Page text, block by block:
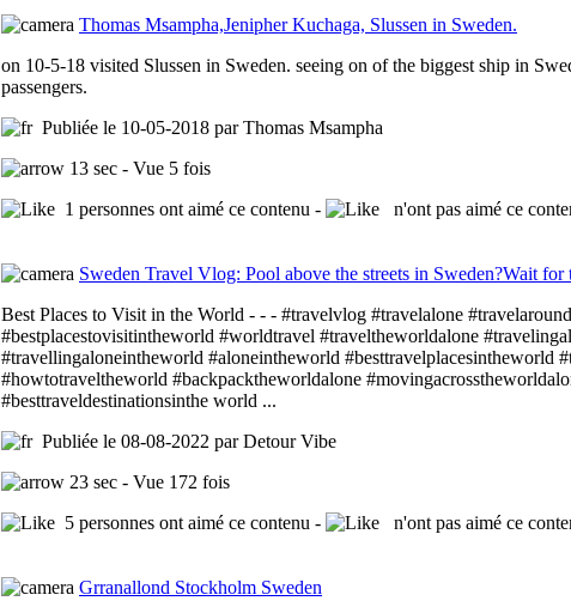
Thomas Msampha,Jenipher Kuchaga, Slussen in Sweden.
on 10-5-18 visited Slussen in Sweden. seeing on of the biggest ship in
passengers.
Publiée le 10-05-2018 par Thomas Msampha
13 sec - Vue 5 fois
1 personnes ont aimé ce contenu -
n'ont pas aimé ce
Sweden Travel Vlog: Pool above the streets in Sweden?Wait for
Best Places to Visit in the World - - - #travelvlog #travelalone
#bestplacestovisitintheworld #worldtravel #traveltheworldalone
#travellingaloneintheworld #aloneintheworld #besttravelplacesintheworld
#howtotraveltheworld #backpacktheworldalone
#besttraveldestinationsinthe world ...
Publiée le 08-08-2022 par Detour Vibe
23 sec - Vue 172 fois
5 personnes ont aimé ce contenu -
n'ont pas aimé ce
Grranallond Stockholm Sweden